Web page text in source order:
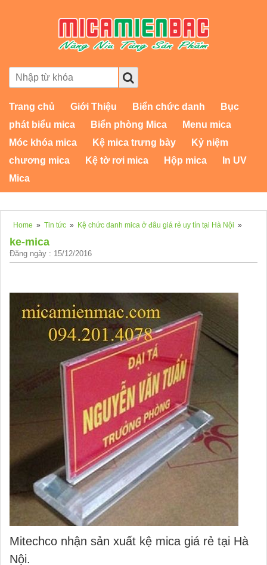
Trang chủ Giới Thiệu Biển chức danh
Bục
phát biểu mica
Biển phòng Mica
Menu mica
Móc khóa mica
Kệ mica trưng bày
Kỷ niệm
chương mica
Kệ tờ rơi mica Hộp mica
In UV
Mica
Home » Tin tức » Kệ chức danh mica ở đâu giá rẻ uy tín tại Hà Nội »
ke-mica
Đăng ngày : 15/12/2016
Mitechco nhận sản xuất kệ mica giá rẻ tại Hà
Nội.